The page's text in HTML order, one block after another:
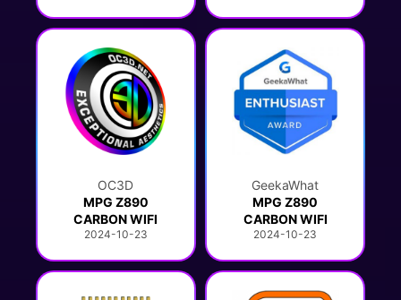
OC3D
MPG Z890
CARBON WIFI
2024-10-23
GeekaWhat
MPG Z890
CARBON WIFI
2024-10-23